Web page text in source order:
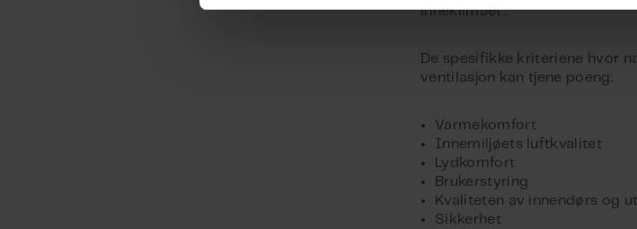
inneklimaet.
De spesifikke kriteriene hvor
ventilasjon kan tjene poeng:
Varmekomfort
Innemiljøets luftkvalitet
Lydkomfort
Brukerstyring
Kvaliteten av innendørs og
Sikkerhet